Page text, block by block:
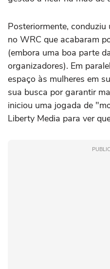
Posteriormente,
no WRC que acabaram
(embora uma boa parte
organizadores). Em
espaço às mulheres em
sua busca por garantir
iniciou uma jogada de
Liberty Media para ver